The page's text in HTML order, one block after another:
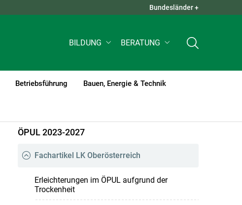
QUICK LINKS +
Bundesländer +
BILDUNG BERATUNG
Betriebsführung Bauen, Energie & Technik
ÖPUL 2023-2027
Fachartikel LK Oberösterreich
Erleichterungen im ÖPUL aufgrund der
Trockenheit